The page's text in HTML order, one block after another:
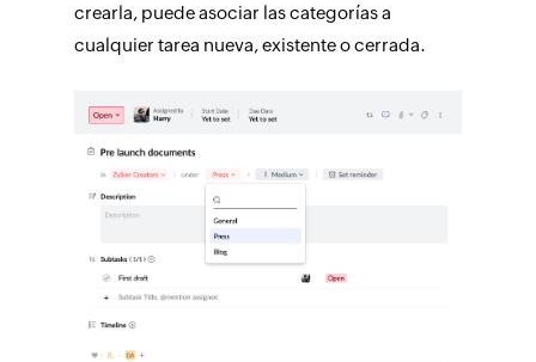
crearla, puede asociar las categorías a
cualquier tarea nueva, existente o cerrada.